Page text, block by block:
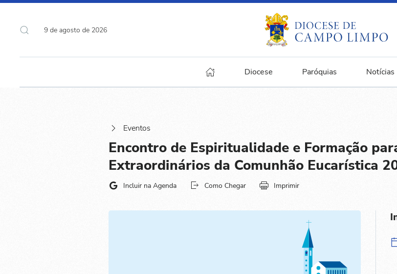
9 de agosto de 2026
Diocese Paróquias Notícias
Eventos
Encontro de Espiritualidade e Formação
Extraordinários da Comunhão Eucarística
Incluir na Agenda Como Chegar Imprimir